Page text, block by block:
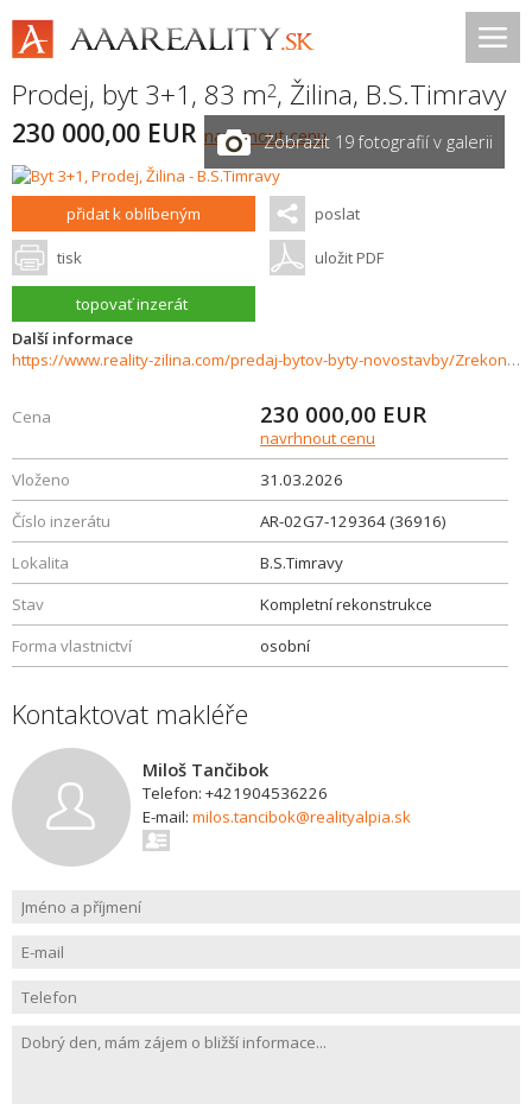
Prodej, byt 3+1, 83 m2, Žilina, B.S.Timravy
230 000,00 EUR navrhnout cenuZobrazit 19 fotografií v galerii
přidat k oblíbeným poslat
tisk uložit PDF
topovať inzerát
Další informace
https://www.reality-zilina.com/predaj-bytov-byty-novostavby/Zrekonstruovany-3izbovy-byt--83-m2---Zilina--Vlcince--36916/?utm_source=areality&utm_medium=xml&utm_term=36916&utm_content=byt&utm_campaign=portaly
Cena 230 000,00 EUR
navrhnout cenu
Vloženo
31.03.2026
Číslo inzerátu
AR-02G7-129364 (36916)
Lokalita
B.S.Timravy
Stav
Kompletní rekonstrukce
Forma vlastnictví
osobní
Kontaktovat makléře
Miloš Tančibok
Telefon: +421904536226
E-mail: milos.tancibok@realityalpia.sk